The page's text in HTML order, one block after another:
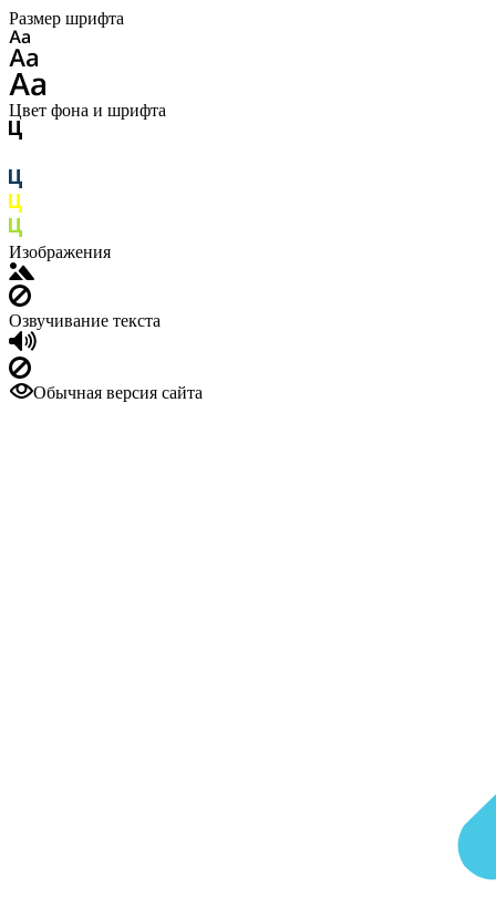
Размер шрифта
Цвет фона и шрифта
Изображения
Озвучивание текста
Обычная версия сайта